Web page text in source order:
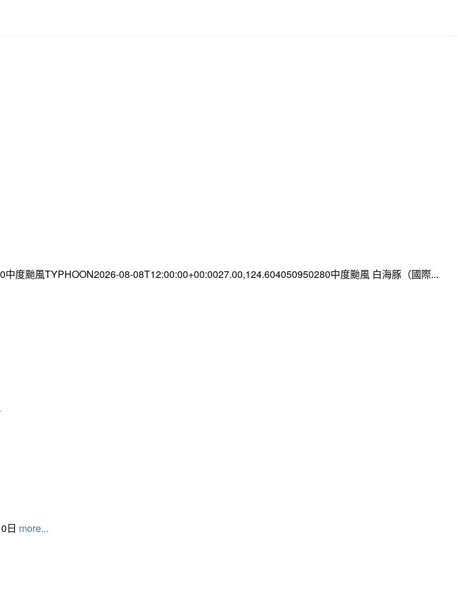
度颱風TYPHOON2026-08-08T12:00:00+00:0027.00,124.604050950280中度颱風 白海豚（國際...
日 more...